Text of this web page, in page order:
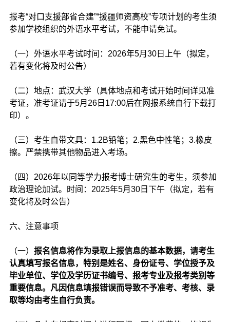
报考“对口支援部省合建”“援疆师资高校”专项计划的考生须
参加学校组织的外语水平考试，不能申请免试。
（一）外语水平考试时间：2026年5月30日上午（拟定，
若有变化将及时公告）
（二）地点：武汉大学（具体地点和考试开始时间详见准
考证，准考证请于5月26日17:00后在网报系统自行下载打
印）。
（三）考生自带文具：1.2B铅笔；2.黑色中性笔；3.橡皮
擦。严禁携带其他物品进入考场。
（四）2026年以同等学力报考博士研究生的考生，须参加
政治理论加试。时间：2025年5月30日下午（拟定，若有
变化将及时公告）
六、注意事项
（一） 报名信息将作为录取上报信息的基本数据，请考生
认真填写报名信息，特别是姓名、身份证号、学位授予及
毕业单位、学位及学历证书编号、报考专业及报考类别等
重要信息。凡因信息填报错误而导致不予准考、考核、录
取等均由考生自行负责。